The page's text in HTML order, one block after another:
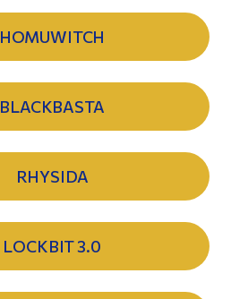
HOMUWITCH
BLACKBASTA
RHYSIDA
LOCKBIT 3.0